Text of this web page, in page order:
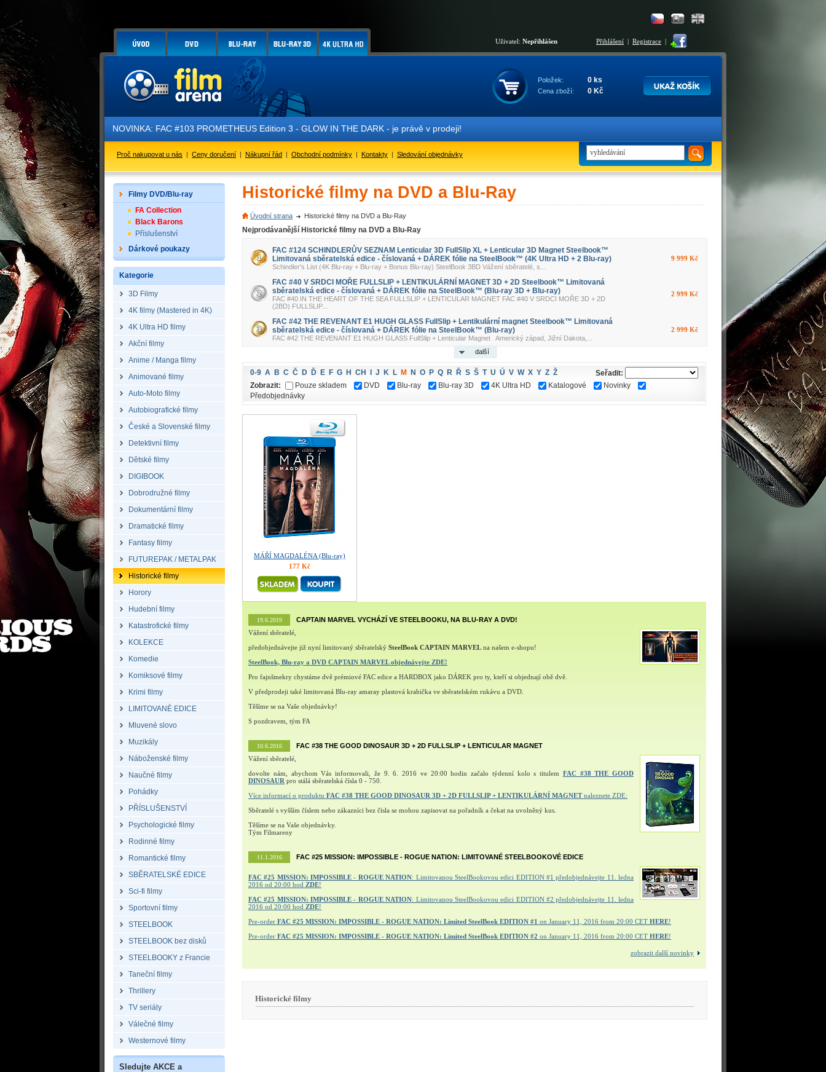
Uživatel: Nepřihlášen Přihlášení | Registrace |
Položek: 0 ks
Cena zboží: 0 Kč
NOVINKA: FAC #103 PROMETHEUS Edition 3 - GLOW IN THE DARK - je právě v prodeji!
Proč nakupovat u nás | Ceny doručení | Nákupní řád | Obchodní podmínky | Kontakty | Sledování objednávky
Filmy DVD/Blu-ray
FA Collection
Black Barons
Příslušenství
Dárkové poukazy
Kategorie
3D Filmy
4K filmy (Mastered in 4K)
4K Ultra HD filmy
Akční filmy
Anime / Manga filmy
Animované filmy
Auto-Moto filmy
Autobiografické filmy
České a Slovenské filmy
Detektivní filmy
Dětské filmy
DIGIBOOK
Dobrodružné filmy
Dokumentární filmy
Dramatické filmy
Fantasy filmy
FUTUREPAK / METALPAK
Historické filmy
Horory
Hudební filmy
Katastrofické filmy
KOLEKCE
Komedie
Komiksové filmy
Krimi filmy
LIMITOVANÉ EDICE
Mluvené slovo
Muzikály
Náboženské filmy
Naučné filmy
Pohádky
PŘÍSLUŠENSTVÍ
Psychologické filmy
Rodinné filmy
Romantické filmy
SBĚRATELSKÉ EDICE
Sci-fi filmy
Sportovní filmy
STEELBOOK
STEELBOOK bez disků
STEELBOOKY z Francie
Taneční filmy
Thrillery
TV seriály
Válečné filmy
Westernové filmy
Sledujte AKCE a
Historické filmy na DVD a Blu-Ray
Úvodní strana Historické filmy na DVD a Blu-Ray
Nejprodávanější Historické filmy na DVD a Blu-Ray
další
FAC #124 SCHINDLERŮV SEZNAM Lenticular 3D FullSlip XL + Lenticular 3D Magnet Steelbook™
Limitovaná sběratelská edice - číslovaná + DÁREK fólie na SteelBook™ (4K Ultra HD + 2 Blu-ray)
Schindler's List (4K Blu-ray + Blu-ray + Bonus Blu-ray) SteelBook 3BD Vážení sběratelé, s...
9 999 Kč
FAC #40 V SRDCI MOŘE FULLSLIP + LENTIKULÁRNÍ MAGNET 3D + 2D Steelbook™ Limitovaná
sběratelská edice - číslovaná + DÁREK fólie na SteelBook™ (Blu-ray 3D + Blu-ray)
FAC #40 IN THE HEART OF THE SEA FULLSLIP + LENTICULAR MAGNET FAC #40 V SRDCI MOŘE 3D + 2D
(2BD) FULLSLIP...
2 999 Kč
FAC #42 THE REVENANT E1 HUGH GLASS FullSlip + Lentikulární magnet Steelbook™ Limitovaná
sběratelská edice - číslovaná + DÁREK fólie na SteelBook™ (Blu-ray)
FAC #42 THE REVENANT E1 HUGH GLASS FullSlip + Lenticular Magnet Americký západ, Jižní Dakota,...
2 999 Kč
0-9 A B C Č D Ď E F G H CH J K L M N O P Q R Ř S Š T U Ú V W X Y Z Ž
Seřadit:
Zobrazit:
Pouze skladem DVD Blu-ray Blu-ray 3D 4K Ultra HD Katalogové
Novinky
Předobjednávky
MÁŘÍ MAGDALÉNA (Blu-ray)
177 Kč
19.6.2019
CAPTAIN MARVEL VYCHÁZÍ VE STEELBOOKU, NA BLU-RAY A DVD!
Vážení sběratelé,
předobjednávejte již nyní limitovaný sběratelský SteelBook CAPTAIN MARVEL na našem e-shopu!
SteelBook, Blu-ray a DVD CAPTAIN MARVEL objednávejte ZDE!
Pro fajnšmekry chystáme dvě prémiové FAC edice a HARDBOX jako DÁREK pro ty, kteří si objednají obě dvě.
V předprodeji také limitovaná Blu-ray amaray plastová krabička ve sběratelském rukávu a DVD.
Těšíme se na Vaše objednávky!
S pozdravem, tým FA
10.6.2016
FAC #38 THE GOOD DINOSAUR 3D + 2D FULLSLIP + LENTICULAR MAGNET
Vážení sběratelé,
dovolte nám, abychom Vás informovali, že 9. 6. 2016 ve 20:00 hodin začalo týdenní kolo s titulem FAC #38 THE GOOD
DINOSAUR pro stálá sběratelská čísla 0 - 750.
Více informací o produktu FAC #38 THE GOOD DINOSAUR 3D + 2D FULLSLIP + LENTIKULÁRNÍ MAGNETnaleznete ZDE:
Sběratelé s vyšším číslem nebo zákazníci bez čísla se mohou zapisovat na pořadník a čekat na uvolněný kus.
Těšíme se na Vaše objednávky.
Tým Filmareny
11.1.2016 FAC #25 MISSION: IMPOSSIBLE - ROGUE NATION: LIMITOVANÉ STEELBOOKOVÉ EDICE
FAC #25 MISSION: IMPOSSIBLE - ROGUE NATION: Limitovanou SteelBookovou edici EDITION #1 předobjednávejte 11. ledna
2016 od 20:00 hod ZDE!
FAC #25 MISSION: IMPOSSIBLE - ROGUE NATION: Limitovanou SteelBookovou edici EDITION #2 předobjednávejte 11. ledna
2016 od 20:00 hod ZDE!
Pre-order FAC #25 MISSION: IMPOSSIBLE - ROGUE NATION: Limited SteelBook EDITION #1 on January 11, 2016 from 20:00 CET HERE!
Pre-order FAC #25 MISSION: IMPOSSIBLE - ROGUE NATION: Limited SteelBook EDITION #2 on January 11, 2016 from 20:00 CET HERE!
zobrazit další novinky
Historické filmy